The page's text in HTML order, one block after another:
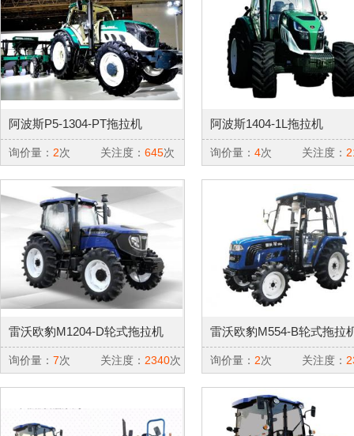
阿波斯P5-1304-PT拖拉机
询价量： 2次 关注度： 645次
阿波斯1404-1L拖拉机
询价量： 4次 关注度：
雷沃欧豹M1204-D轮式拖拉机
询价量： 7次 关注度： 2340次
雷沃欧豹M554-B轮式拖拉
询价量： 2次 关注度：